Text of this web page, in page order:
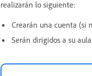
realizarán lo siguiente:
Crearán una cuenta (si
Serán dirigidos a su